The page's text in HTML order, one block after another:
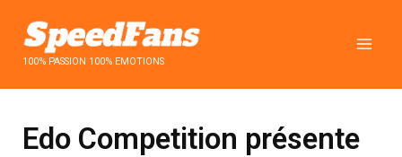
contenu100% PASSION 100% EMOTIONS
Edo Competition présente